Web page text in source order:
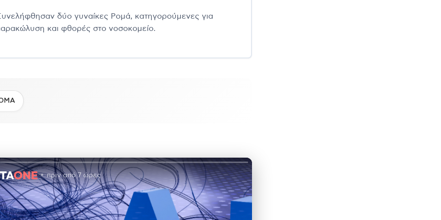
δύο γυναίκες Ρομά, κατηγορούμενες για
και φθορές στο νοσοκομείο.
πριν από 7 ώρες